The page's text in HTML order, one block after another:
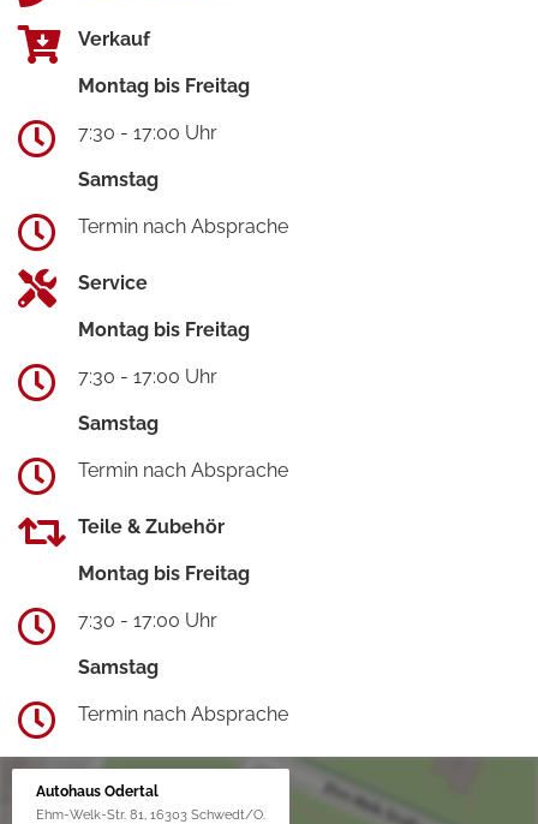
Verkauf
Montag bis Freitag
7:30 - 17:00 Uhr
Samstag
Termin nach Absprache
Service
Montag bis Freitag
7:30 - 17:00 Uhr
Samstag
Termin nach Absprache
Teile & Zubehör
Montag bis Freitag
7:30 - 17:00 Uhr
Samstag
Termin nach Absprache
Autohaus Odertal
Ehm-Welk-Str. 81, 16303 Schwedt/O.